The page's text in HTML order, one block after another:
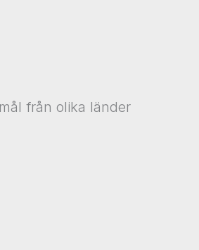
från olika länder